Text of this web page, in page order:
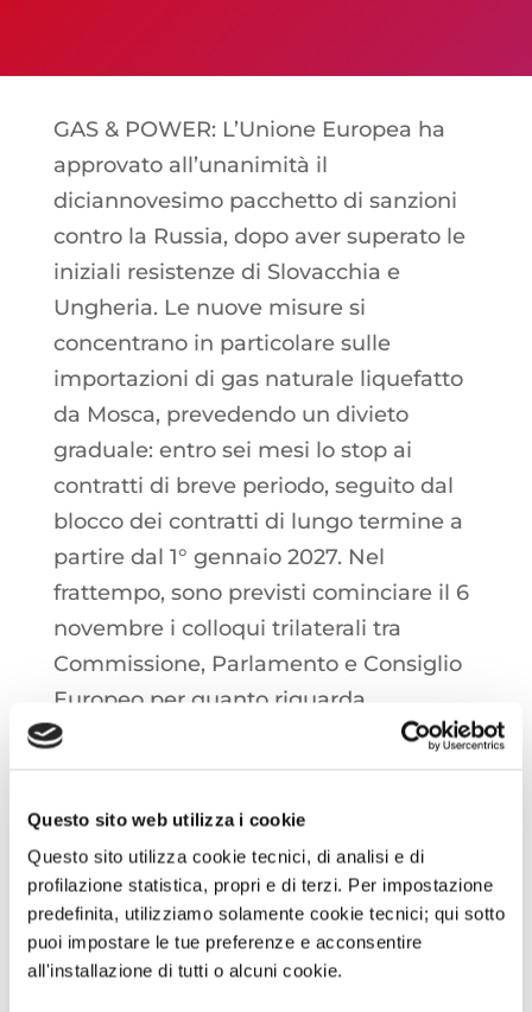
Questo sito web utilizza i cookie
Questo sito utilizza cookie tecnici, di analisi e di
profilazione statistica, propri e di terzi. Per impostazione
predefinita, utilizziamo solamente cookie tecnici; qui sotto
puoi impostare le tue preferenze e acconsentire
all'installazione di tutti o alcuni cookie.
GAS & POWER: L’Unione Europea ha
approvato all’unanimità il
diciannovesimo pacchetto di sanzioni
contro la Russia, dopo aver superato le
iniziali resistenze di Slovacchia e
Ungheria. Le nuove misure si
concentrano in particolare sulle
importazioni di gas naturale liquefatto
da Mosca, prevedendo un divieto
graduale: entro sei mesi lo stop ai
contratti di breve periodo, seguito dal
blocco dei contratti di lungo termine a
partire dal 1° gennaio 2027. Nel
frattempo, sono previsti cominciare il 6
novembre i colloqui trilaterali tra
Commissione, Parlamento e Consiglio
Europeo per quanto riguarda
l’adozione del piano che prevede il
con l’obiettivo del raggiungimento di
entro la fine dell’anno.
OIL: I prezzi del greggio sono balzati di
oltre tre punti percentuali durante le